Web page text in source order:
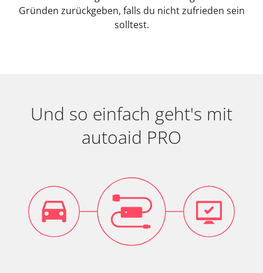
Gründen zurückgeben, falls du nicht zufrieden sein
solltest.
Und so einfach geht's mit
autoaid PRO